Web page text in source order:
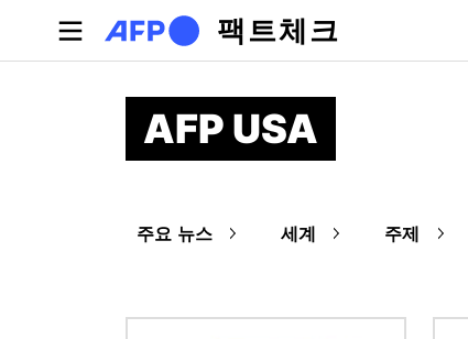
주요 콘텐츠로 건너뛰기
팩트체크
AFP USA
주요 뉴스 세계 주제